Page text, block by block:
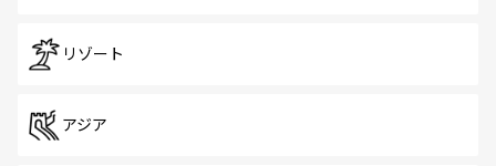
リゾート
アジア